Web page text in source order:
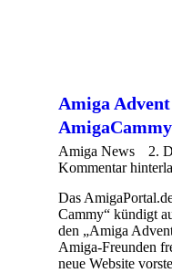
Amiga
AmigaCammy
Amiga News
2.
Kommentar
Das
Cammy“ kündigt
den „Amiga
Amiga-Freunden
neue Website